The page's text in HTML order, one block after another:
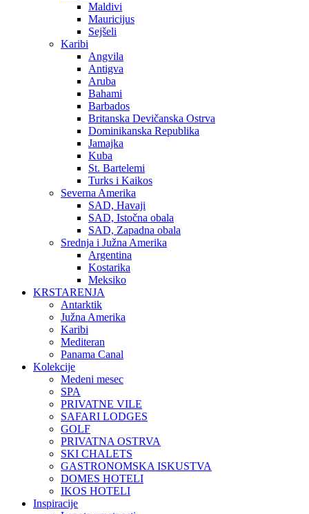
Maldivi
Mauricijus
Sejšeli
Karibi
Angvila
Antigva
Aruba
Bahami
Barbados
Britanska Devičanska Ostrva
Dominikanska Republika
Jamajka
Kuba
St. Bartelemi
Turks i Kaikos
Severna Amerika
SAD, Havaji
SAD, Istočna obala
SAD, Zapadna obala
Srednja i Južna Amerika
Argentina
Kostarika
Meksiko
KRSTARENJA
Antarktik
Južna Amerika
Karibi
Mediteran
Panama Canal
Kolekcije
Medeni mesec
SPA
PRIVATNE VILE
SAFARI LODGES
GOLF
PRIVATNA OSTRVA
SKI CHALETS
GASTRONOMSKA ISKUSTVA
DOMES HOTELI
IKOS HOTELI
Inspiracije